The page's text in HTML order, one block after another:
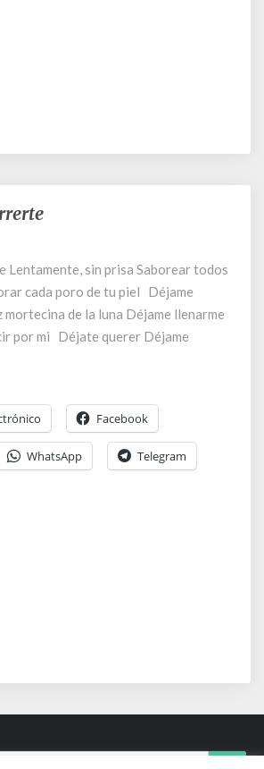
Lentamente, sin prisa Saborear todos
cada poro de tu piel Déjame
de la luna Déjame llenarme
por mi Déjate querer Déjame
Facebook
WhatsApp Telegram